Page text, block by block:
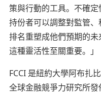
策與行動的工具。不確定
持份者可以調整對監管
排名重塑成他們預期的未
這種靈活性至關重要。」
FCCI 是紐約大學阿布扎
全球金融競爭力研究所